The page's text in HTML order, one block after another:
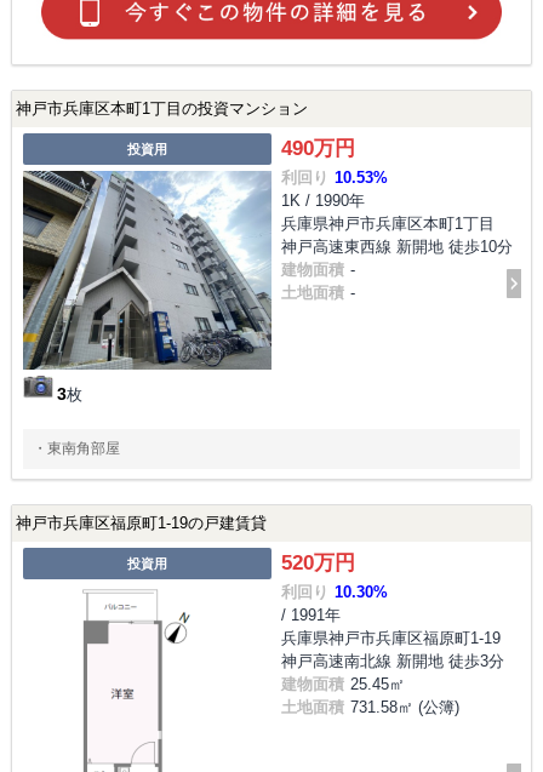
神戸市兵庫区本町1丁目の投資マンション
投資用
3枚
490万円
利回り 10.53%
1K / 1990年
兵庫県神戸市兵庫区本町1丁目
神戸高速東西線 新開地 徒歩10分
建物面積 -
土地面積 -
・東南角部屋
神戸市兵庫区福原町1-19の戸建賃貸
投資用 520万円
利回り 10.30%
/ 1991年
兵庫県神戸市兵庫区福原町1-19
神戸高速南北線 新開地 徒歩3分
建物面積 25.45㎡
土地面積 731.58㎡ (公簿)